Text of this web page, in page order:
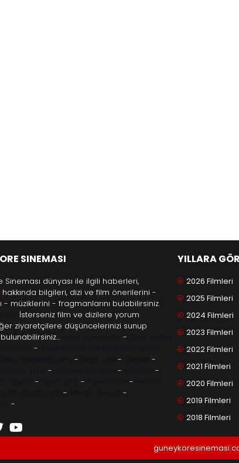
SINEMASI
Sineması dünyası ile ilgili haberleri,
hakkında bilgileri, dizi ve film önerilerini -
- müziklerini - fragmanlarını bulabilirsiniz.
İsterseniz film ve dizilere yorum
ziyaretçilere düşüncelerinizi sunup
-
-
- -
-
- -
-
- - -
-
-
-
YILLARA
2026 Filmleri
2025 Filmleri
2024 Filmleri
2023 Filmleri
2022 Filmleri
2021 Filmleri
2020 Filmleri
2019 Filmleri
2018 Filmleri